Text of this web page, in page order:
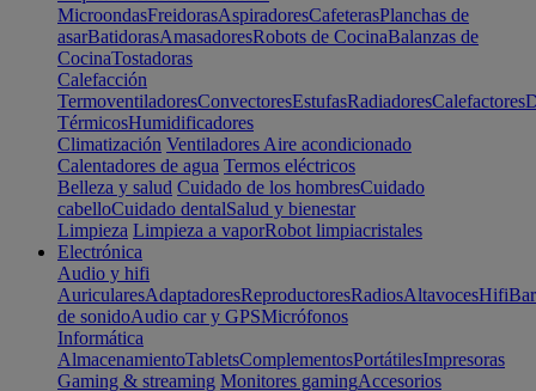
MicroondasFreidorasAspiradoresCafeterasPlanchas de
asarBatidorasAmasadoresRobots de CocinaBalanzas de
CocinaTostadoras
Calefacción
TermoventiladoresConvectoresEstufasRadiadoresCalefactores
TérmicosHumidificadores
Climatización Ventiladores Aire acondicionado
Calentadores de agua Termos eléctricos
Belleza y salud Cuidado de los hombresCuidado
cabelloCuidado dentalSalud y bienestar
Limpieza Limpieza a vaporRobot limpiacristales
Electrónica
Audio y hifi
AuricularesAdaptadoresReproductoresRadiosAltavocesHifi
de sonidoAudio car y GPSMicrófonos
Informática
AlmacenamientoTabletsComplementosPortátilesImpresoras
Gaming & streaming Monitores gamingAccesorios